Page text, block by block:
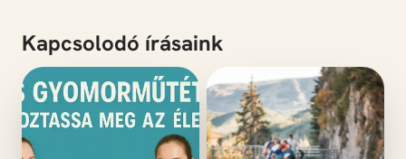
Kapcsolodó írásaink